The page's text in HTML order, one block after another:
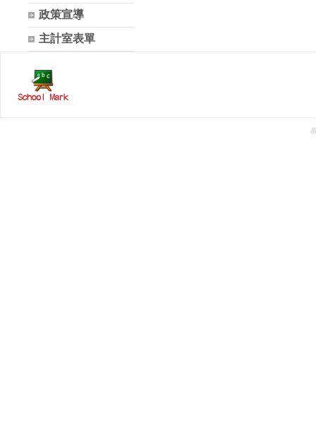
政策宣導
主計室表單